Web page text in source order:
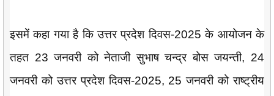
इसमें कहा गया है कि उत्तर प्रदेश दिवस-2025 के आयोजन के
तहत 23 जनवरी को नेताजी सुभाष चन्द्र बोस जयन्ती, 24
जनवरी को उत्तर प्रदेश दिवस-2025, 25 जनवरी को राष्ट्रीय